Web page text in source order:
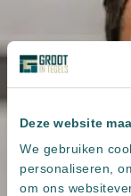
Deze website
We gebruiken
personaliseren,
om ons